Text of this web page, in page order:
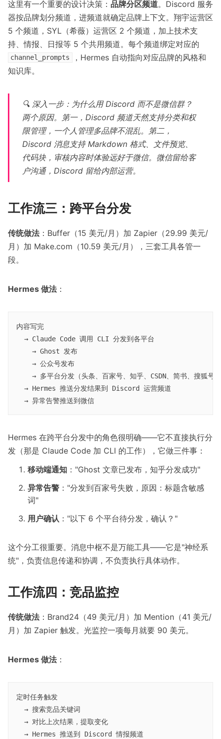
这里有一个重要的设计决策： 品牌分区频道。Discord 服务
器按品牌划分频道，进频道就确定品牌上下文。翔宇运营区
5 个频道，SYL（希薇）运营区 2 个频道，加上技术支
持、情报、日报等 5 个共用频道。每个频道绑定对应的
channel_prompts
，Hermes 自动指向对应品牌的风格和
知识库。
🔍 深入一步：为什么用 Discord 而不是微信群？
两个原因。第一，Discord 频道天然支持分类和权
限管理，一个人管理多品牌不混乱。第二，
Discord 消息支持 Markdown 格式、文件预览、
代码块，审核内容时体验远好于微信。微信留给客
户沟通，Discord 留给内部运营。
工作流三：跨平台分发
传统做法：Buffer（15 美元/月）加 Zapier（29.99 美元/
月）加 Make.com（10.59 美元/月），三套工具各管一
段。
Hermes 做法：
内容写完
  → Claude Code 调用 CLI 分发到各平台
    → Ghost 发布
    → 公众号发布
    → 多平台分发（头条、百家号、知乎、CSDN、简书、搜狐号）
  → Hermes 推送分发结果到 Discord 运营频道
Hermes 在跨平台分发中的角色很明确——它不直接执行分
发（那是 Claude Code 加 CLI 的工作），它做三件事：
移动端通知 ："Ghost 文章已发布，知乎分发成功"
异常告警 ："分发到百家号失败，原因：标题含敏感
词"
用户确认 ："以下 6 个平台待分发，确认？"
这个分工很重要。消息中枢不是万能工具——它是"神经系
统"，负责信息传递和协调，不负责执行具体动作。
工作流四：竞品监控
传统做法：Brand24（49 美元/月）加 Mention（41 美元/
月）加 Zapier 触发。光监控一项每月就要 90 美元。
Hermes 做法：
定时任务触发
  → 搜索竞品关键词
  → 对比上次结果，提取变化
  → Hermes 推送到 Discord 情报频道